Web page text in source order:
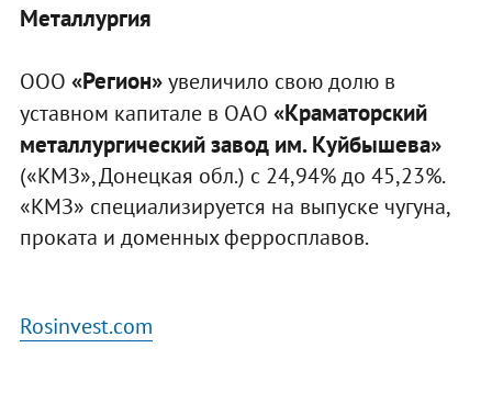
Металлургия
ООО «Регион»увеличило свою долю в
уставном капитале в ОАО «Краматорский
металлургический завод им. Куйбышева»
(«КМЗ», Донецкая обл.) с 24,94% до 45,23%.
«КМЗ» специализируется на выпуске чугуна,
проката и доменных ферросплавов.
Rosinvest.com